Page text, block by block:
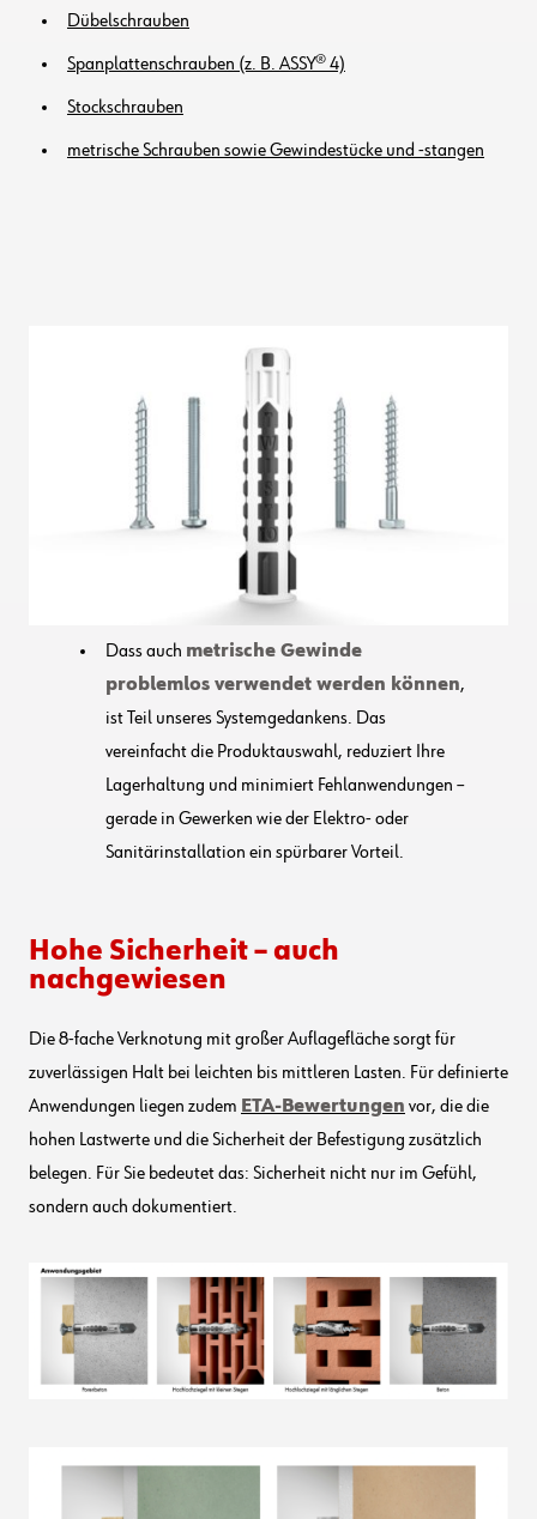
Dübelschrauben
Spanplattenschrauben (z. B. ASSY® 4)
Stockschrauben
metrische Schrauben sowie Gewindestücke und -stangen
Dass auch metrische Gewinde
problemlos verwendet werden können,
ist Teil unseres Systemgedankens. Das
vereinfacht die Produktauswahl, reduziert Ihre
Lagerhaltung und minimiert Fehlanwendungen –
gerade in Gewerken wie der Elektro- oder
Sanitärinstallation ein spürbarer Vorteil.
Hohe Sicherheit – auch
nachgewiesen
Die 8-fache Verknotung mit großer Auflagefläche sorgt für
zuverlässigen Halt bei leichten bis mittleren Lasten. Für definierte
Anwendungen liegen zudem ETA-Bewertungen vor, die die
hohen Lastwerte und die Sicherheit der Befestigung zusätzlich
belegen. Für Sie bedeutet das: Sicherheit nicht nur im Gefühl,
sondern auch dokumentiert.